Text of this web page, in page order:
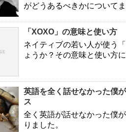
がどうあるべきかについてま
「XOXO」の意味と使い方
ネイティブの若い人が使う
ょうか？その意味と使い方
英語を全く話せなかった僕
ス
全く英語が話せなかった僕
りました。